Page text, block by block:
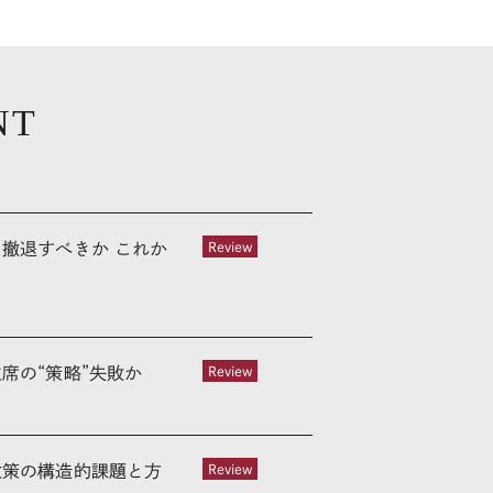
Review
退すべきか これか
Review
の“策略”失敗か
Review
の構造的課題と方